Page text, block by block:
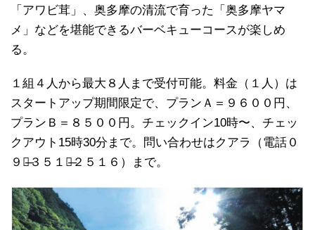
「アワビ茸」、奥多摩の清流で育った「奥多摩ヤマ
メ」などを堪能できるバーベキューコースが楽しめ
る。
１組４人から最大８人まで受付可能。料金（１人）は
スタートアップ期間限定で、プランＡ＝９６００円、
プランＢ＝８５００円。チェックイン10時〜、チェッ
クアウト15時30分まで。問い合わせはクアラ（電話０
９０̶３５１８̶２５１６）まで。